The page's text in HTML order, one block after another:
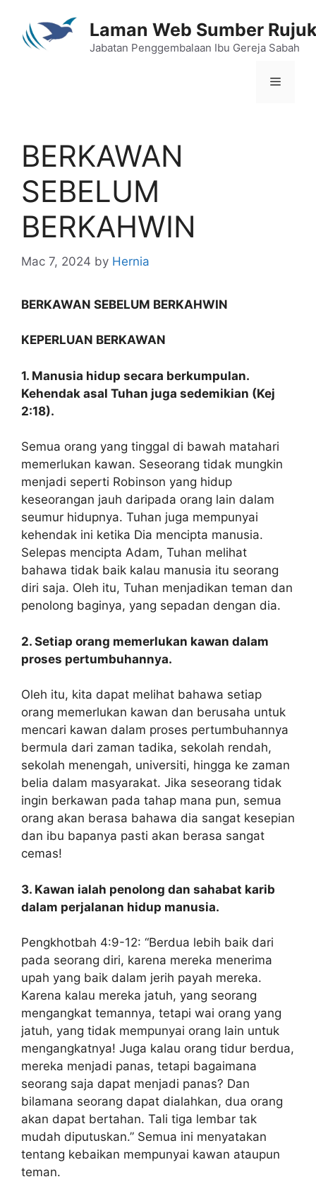
content
Laman Web Sumber
Jabatan Penggembalaan Ibu Gereja Sabah
Menu
BERKAWAN
SEBELUM
BERKAHWIN
Mac 7, 2024 by Hernia
BERKAWAN SEBELUM BERKAHWIN
KEPERLUAN BERKAWAN
1. Manusia hidup secara berkumpulan.
Kehendak asal Tuhan juga sedemikian (Kej
2:18).
Semua orang yang tinggal di bawah matahari
memerlukan kawan. Seseorang tidak mungkin
menjadi seperti Robinson yang hidup
keseorangan jauh daripada orang lain dalam
seumur hidupnya. Tuhan juga mempunyai
kehendak ini ketika Dia mencipta manusia.
Selepas mencipta Adam, Tuhan melihat
bahawa tidak baik kalau manusia itu seorang
diri saja. Oleh itu, Tuhan menjadikan teman dan
penolong baginya, yang sepadan dengan dia.
2. Setiap orang memerlukan kawan dalam
proses pertumbuhannya.
Oleh itu, kita dapat melihat bahawa setiap
orang memerlukan kawan dan berusaha untuk
mencari kawan dalam proses pertumbuhannya
bermula dari zaman tadika, sekolah rendah,
sekolah menengah, universiti, hingga ke zaman
belia dalam masyarakat. Jika seseorang tidak
ingin berkawan pada tahap mana pun, semua
orang akan berasa bahawa dia sangat kesepian
dan ibu bapanya pasti akan berasa sangat
cemas!
3. Kawan ialah penolong dan sahabat karib
dalam perjalanan hidup manusia.
Pengkhotbah 4:9-12: “Berdua lebih baik dari
pada seorang diri, karena mereka menerima
upah yang baik dalam jerih payah mereka.
Karena kalau mereka jatuh, yang seorang
mengangkat temannya, tetapi wai orang yang
jatuh, yang tidak mempunyai orang lain untuk
mengangkatnya! Juga kalau orang tidur berdua,
mereka menjadi panas, tetapi bagaimana
seorang saja dapat menjadi panas? Dan
bilamana seorang dapat dialahkan, dua orang
akan dapat bertahan. Tali tiga lembar tak
mudah diputuskan.” Semua ini menyatakan
tentang kebaikan mempunyai kawan ataupun
teman.